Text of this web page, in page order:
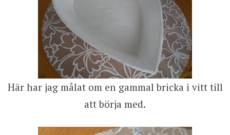
Här har jag målat om en gammal bricka i vitt till
att börja med.